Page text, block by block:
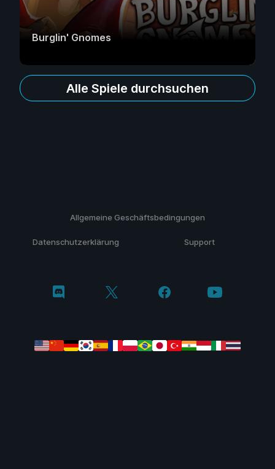
Burglin' Gnomes
Alle Spiele durchsuchen
Allgemeine Geschäftsbedingungen
Datenschutzerklärung Support